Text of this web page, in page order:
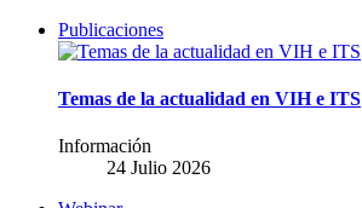
Publicaciones
Temas de la actualidad en VIH e ITS
Información
24 Julio 2026